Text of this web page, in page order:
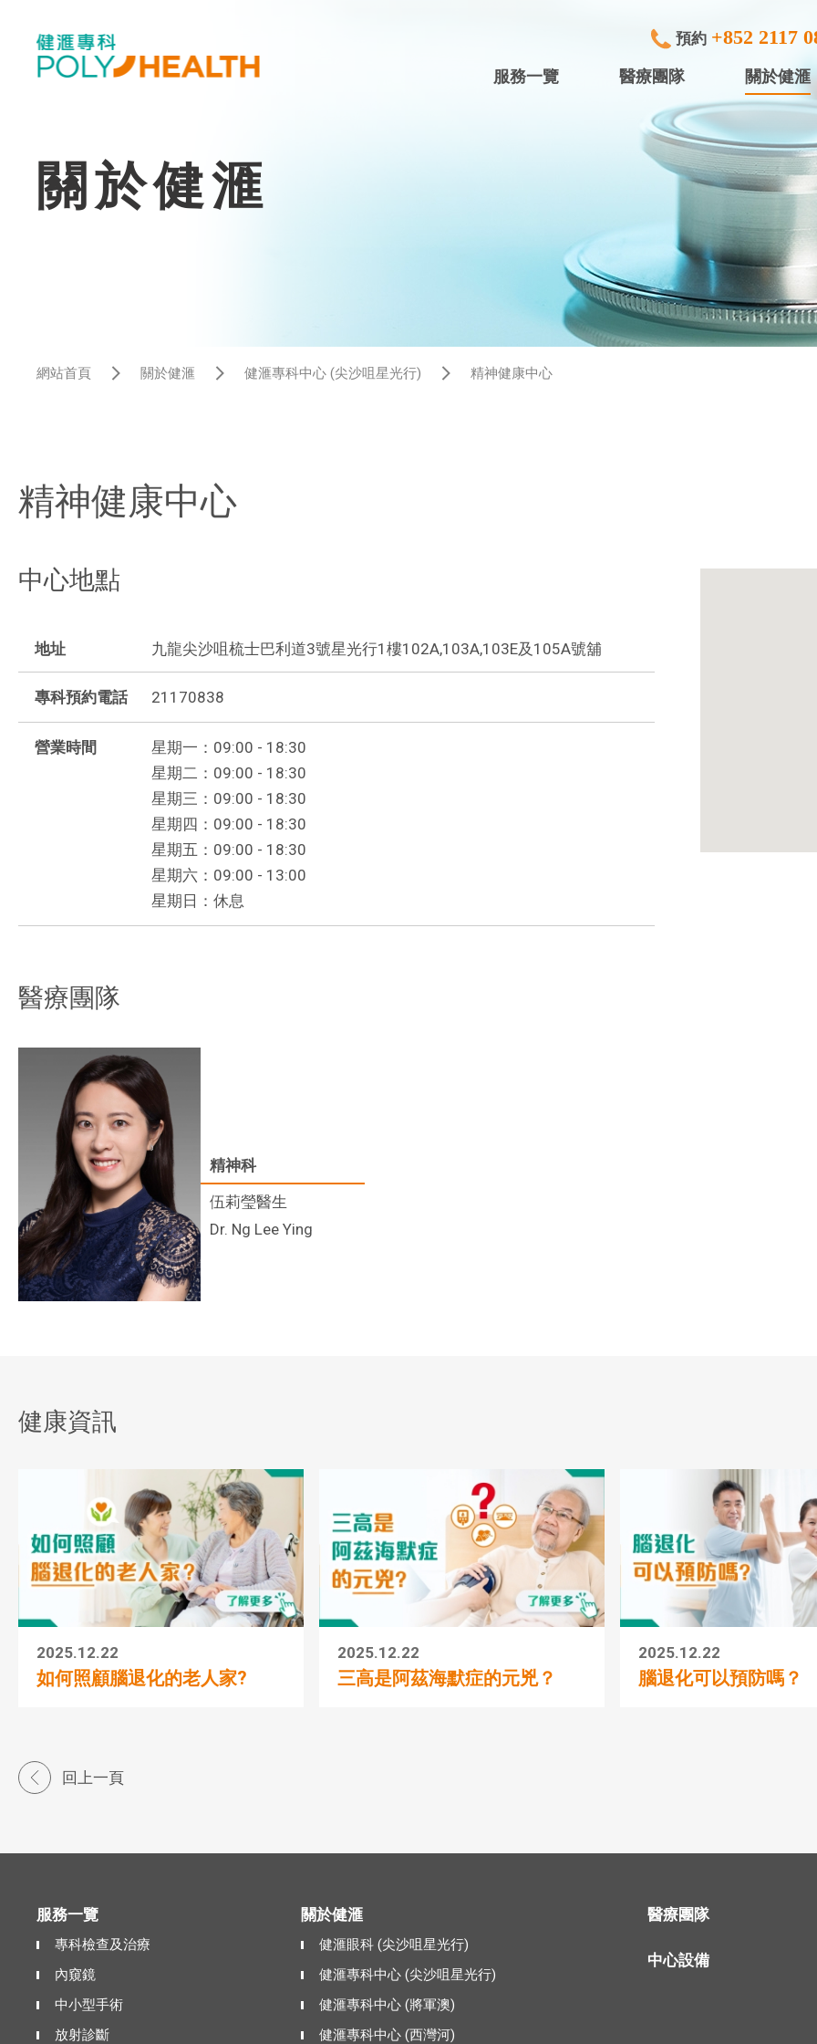
預約 +852 2117
服務一覽
矯視服務
醫療團隊 關於健滙
健滙眼科 (
健滙專科
行)
健滙專科
健滙專科
盈健綜合
關於健滙
網站首頁 關於健滙 健滙專科中心 (尖沙咀星光行) 精神健康中心
精神健康中心
中心地點
地址 九龍尖沙咀梳士巴利道3號星光行1樓102A,103A,103E及105A號舖
專科預約電話 21170838
營業時間
星期一：09:00 - 18:30
星期二：09:00 - 18:30
星期三：09:00 - 18:30
星期四：09:00 - 18:30
星期五：09:00 - 18:30
星期六：09:00 - 13:00
星期日：休息
醫療團隊
精神科
伍莉瑩醫生
Dr. Ng Lee Ying
健康資訊
2025.12.22
如何照顧腦退化的老人家?
2025.12.22
三高是阿茲海默症的元兇？
2025.12.22
腦退化可以預防嗎？
回上一頁
服務一覽
專科檢查及治療
內窺鏡
中小型手術
放射診斷
關於健滙
健滙眼科 (尖沙咀星光行)
健滙專科中心 (尖沙咀星光行)
健滙專科中心 (將軍澳)
健滙專科中心 (西灣河)
醫療團隊
中心設備